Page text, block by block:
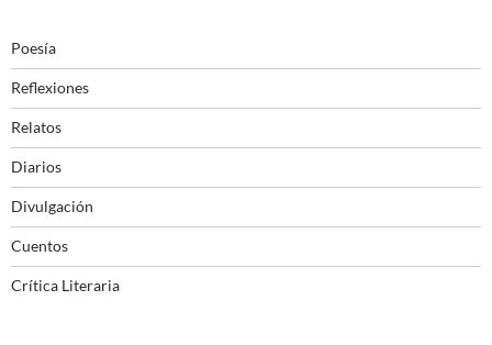
Poesía
Reflexiones
Relatos
Diarios
Divulgación
Cuentos
Crítica Literaria